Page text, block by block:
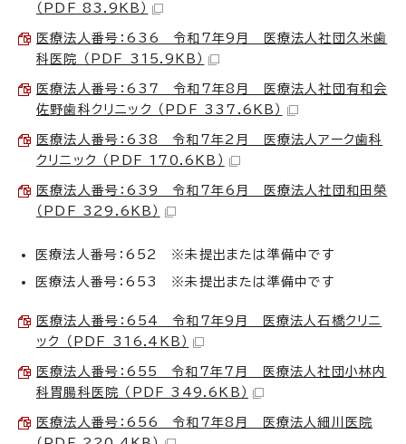
（PDF 83.9KB）
医療法人番号：636 令和7年9月 医療法人社団久米歯
科医院 （PDF 315.9KB）
医療法人番号：637 令和7年8月 医療法人社団有和会
佐野歯科クリニック （PDF 337.6KB）
医療法人番号：638 令和7年2月 医療法人アーク歯科
クリニック （PDF 170.6KB）
医療法人番号：639 令和7年6月 医療法人社団和田榮
（PDF 329.6KB）
医療法人番号：652 ※未提出または準備中です
医療法人番号：653 ※未提出または準備中です
医療法人番号：654 令和7年9月 医療法人石橋クリニ
ック （PDF 316.4KB）
医療法人番号：655 令和7年7月 医療法人社団小林内
科胃腸科医院 （PDF 349.6KB）
医療法人番号：656 令和7年8月 医療法人細川医院